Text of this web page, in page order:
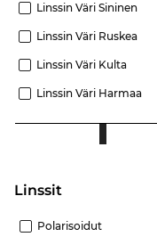
Linssin Väri Sininen
Linssin Väri Ruskea
Linssin Väri Kulta
Linssin Väri Harmaa
Linssit
Polarisoidut